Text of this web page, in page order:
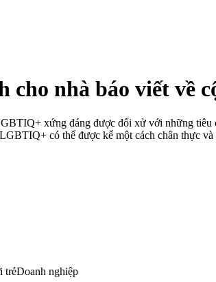
cho nhà báo viết về
xứng đáng được đối xử với những tiêu
có thể được kể một cách chân thực và
trẻDoanh nghiệp